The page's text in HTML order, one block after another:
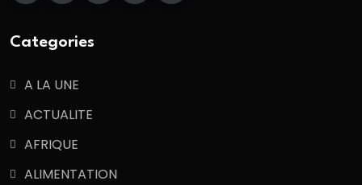
Categories
A LA UNE
ACTUALITE
AFRIQUE
ALIMENTATION